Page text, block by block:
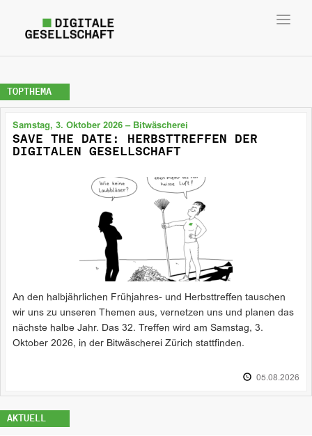
TOPTHEMA
Samstag, 3. Oktober 2026 – Bitwäscherei
SAVE THE DATE: HERBSTTREFFEN DER
DIGITALEN GESELLSCHAFT
An den halbjährlichen Frühjahres- und Herbsttreffen tauschen
wir uns zu unseren Themen aus, vernetzen uns und planen das
nächste halbe Jahr. Das 32. Treffen wird am Samstag, 3.
Oktober 2026, in der Bitwäscherei Zürich stattfinden.
05.08.2026
AKTUELL